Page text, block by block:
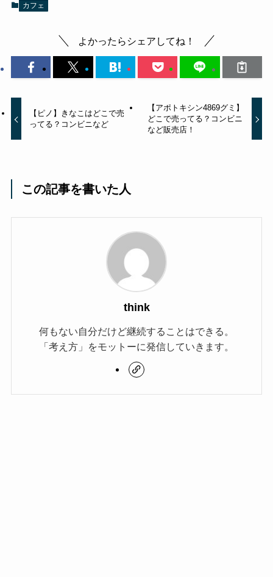
カフェ
よかったらシェアしてね！
【ピノ】きなこはどこで売
ってる？コンビニなど
【アポトキシン4869グミ】
どこで売ってる？コンビニ
など販売店！
この記事を書いた人
think
何もない自分だけど継続することはできる。
「考え方」をモットーに発信していきます。